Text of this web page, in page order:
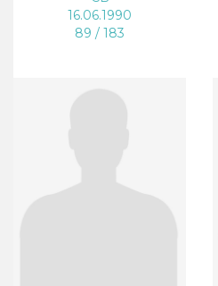
16.06.1990
89 / 183